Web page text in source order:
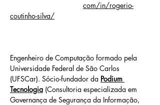
com/in/rogerio-
coutinho-silva/
Engenheiro de Computação formado pela
Universidade Federal de São Carlos
(UFSCar). Sócio-fundador da Podium
Tecnologia (Consultoria especializada em
Governança de Segurança da Informação,